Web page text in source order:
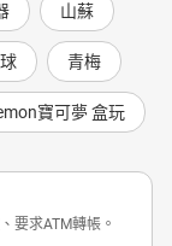
山蘇
青梅
寶可夢 盒玩
要求ATM轉帳。